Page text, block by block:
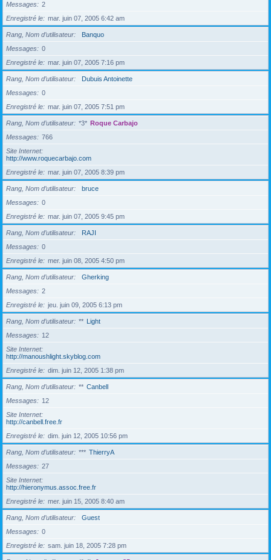
Messages
2
Enregistré le
mar. juin 07, 2005 6:42 am
Rang, Nom d’utilisateur
Banquo
Messages
0
Enregistré le
mar. juin 07, 2005 7:16 pm
Rang, Nom d’utilisateur
Dubuis Antoinette
Messages
0
Enregistré le
mar. juin 07, 2005 7:51 pm
Rang, Nom d’utilisateur *3* Roque Carbajo
Messages
766
Site Internet
http://www.roquecarbajo.com
Enregistré le
mar. juin 07, 2005 8:39 pm
Rang, Nom d’utilisateur
bruce
Messages
0
Enregistré le
mar. juin 07, 2005 9:45 pm
Rang, Nom d’utilisateur
RAJI
Messages
0
Enregistré le
mer. juin 08, 2005 4:50 pm
Rang, Nom d’utilisateur
Gherking
Messages
2
Enregistré le
jeu. juin 09, 2005 6:13 pm
Rang, Nom d’utilisateur ** Light
Messages
12
Site Internet
http://manoushlight.skyblog.com
Enregistré le
dim. juin 12, 2005 1:38 pm
Rang, Nom d’utilisateur ** Canbell
Messages
12
Site Internet
http://canbell.free.fr
Enregistré le
dim. juin 12, 2005 10:56 pm
Rang, Nom d’utilisateur *** ThierryA
Messages
27
Site Internet
http://hieronymus.assoc.free.fr
Enregistré le
mer. juin 15, 2005 8:40 am
Rang, Nom d’utilisateur
Guest
Messages
0
Enregistré le
sam. juin 18, 2005 7:28 pm